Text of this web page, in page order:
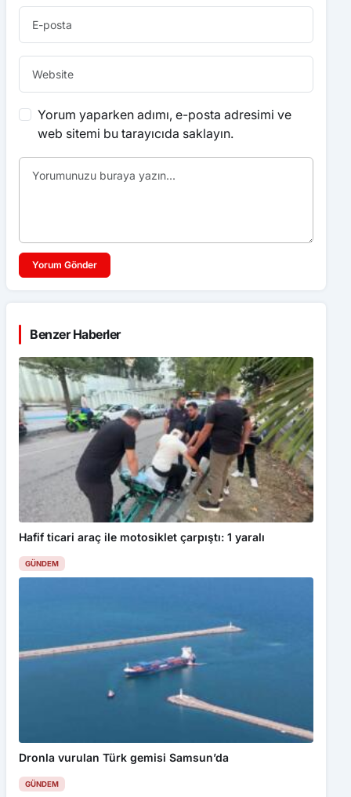
Yorum yaparken adımı, e-posta adresimi ve
web sitemi bu tarayıcıda saklayın.
Yorum Gönder
Benzer Haberler
Hafif ticari araç ile motosiklet çarpıştı: 1 yaralı
GÜNDEM
Dronla vurulan Türk gemisi Samsun’da
GÜNDEM